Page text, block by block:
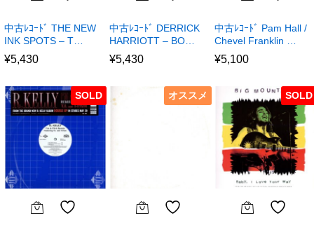
中古ﾚｺｰﾄﾞ THE NEW
INK SPOTS – T…
¥5,430
中古ﾚｺｰﾄﾞ DERRICK
HARRIOTT – BO…
¥5,430
中古ﾚｺｰﾄﾞ Pam Hall /
Chevel Franklin …
¥5,100
SOLD オススメ SOLD